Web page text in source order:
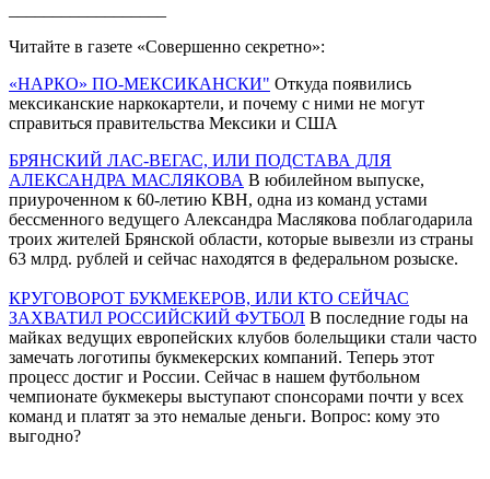
Читайте в газете «Совершенно секретно»:
«НАРКО» ПО-МЕКСИКАНСКИ" Откуда появились
мексиканские наркокартели, и почему с ними не могут
справиться правительства Мексики и США
БРЯНСКИЙ ЛАС-ВЕГАС, ИЛИ ПОДСТАВА ДЛЯ
АЛЕКСАНДРА МАСЛЯКОВА В юбилейном выпуске,
приуроченном к 60-летию КВН, одна из команд устами
бессменного ведущего Александра Маслякова поблагодарила
троих жителей Брянской области, которые вывезли из страны
63 млрд. рублей и сейчас находятся в федеральном розыске.
КРУГОВОРОТ БУКМЕКЕРОВ, ИЛИ КТО СЕЙЧАС
ЗАХВАТИЛ РОССИЙСКИЙ ФУТБОЛ В последние годы на
майках ведущих европейских клубов болельщики стали часто
замечать логотипы букмекерских компаний. Теперь этот
процесс достиг и России. Сейчас в нашем футбольном
чемпионате букмекеры выступают спонсорами почти у всех
команд и платят за это немалые деньги. Вопрос: кому это
выгодно?